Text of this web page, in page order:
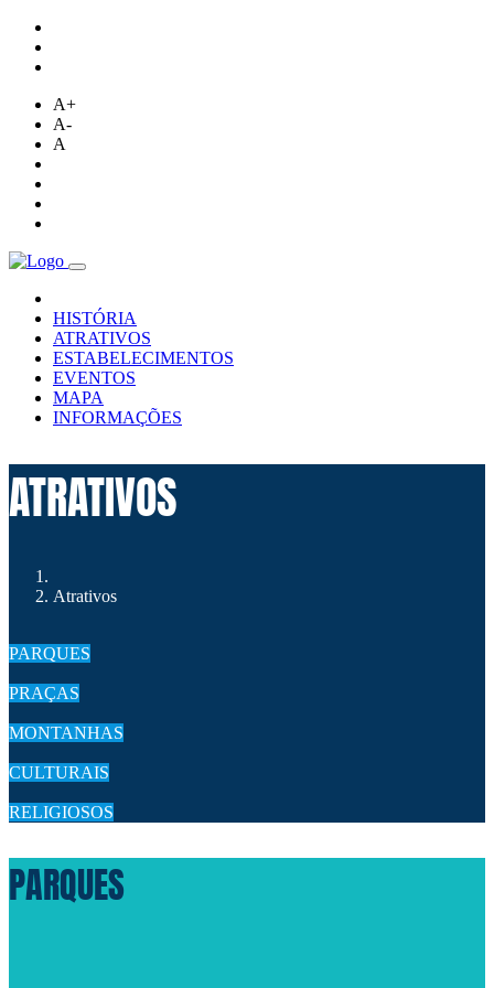
A+
A-
A
HISTÓRIA
ATRATIVOS
ESTABELECIMENTOS
EVENTOS
MAPA
INFORMAÇÕES
ATRATIVOS
Atrativos
PARQUES
PRAÇAS
MONTANHAS
CULTURAIS
RELIGIOSOS
PARQUES